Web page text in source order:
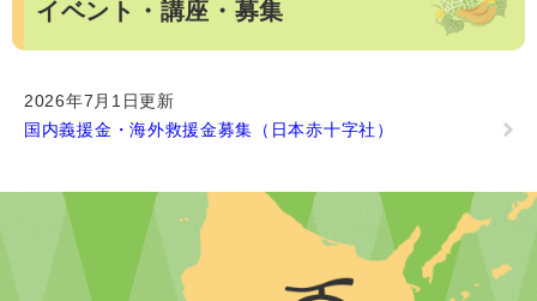
イベント・講座・募集
2026年7月1日更新
国内義援金・海外救援金募集（日本赤十字社）